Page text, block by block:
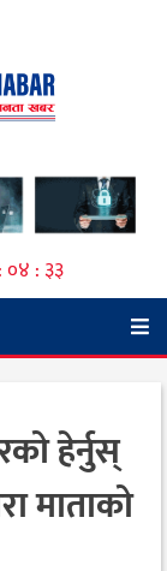
०४ : ३४
हेर्नुस्
माताको